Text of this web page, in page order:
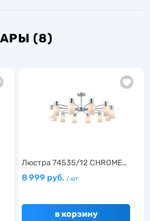
(8)
Люстра 74535/12 CHROME…
8 999 руб. / шт
в корзину